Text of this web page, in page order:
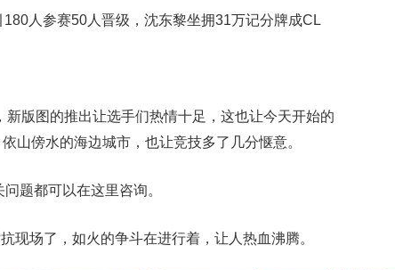
人参赛50人晋级，沈东黎坐拥31万记分牌成CL
版图的推出让选手们热情十足，这也让今天开始的
山傍水的海边城市，也让竞技多了几分惬意。
题都可以在这里咨询。
现场了，如火的争斗在进行着，让人热血沸腾。